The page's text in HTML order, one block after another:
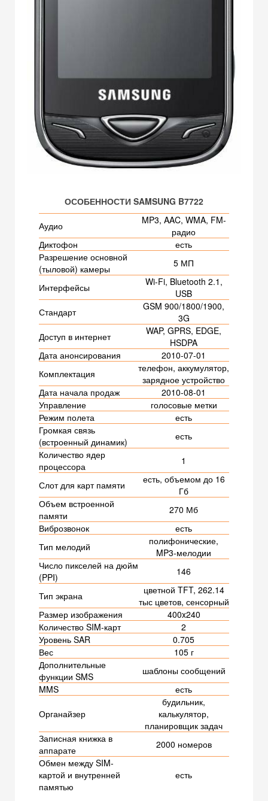
ОСОБЕННОСТИ SAMSUNG B7722
Аудио
MP3, AAC, WMA, FM-
радио
Диктофон
есть
Разрешение основной
(тыловой) камеры
5 МП
Интерфейсы
Wi-Fi, Bluetooth 2.1,
USB
Стандарт
GSM 900/1800/1900,
3G
Доступ в интернет
WAP, GPRS, EDGE,
HSDPA
Дата анонсирования
2010-07-01
Комплектация
телефон, аккумулятор,
зарядное устройство
Дата начала продаж
2010-08-01
Управление
голосовые метки
Режим полета
есть
Громкая связь
(встроенный динамик)
есть
Количество ядер
процессора
1
Слот для карт памяти
есть, объемом до 16
Гб
Объем встроенной
памяти
270 Мб
Виброзвонок
есть
Тип мелодий
полифонические,
MP3-мелодии
Число пикселей на дюйм
(PPI)
146
Тип экрана
цветной TFT, 262.14
тыс цветов, сенсорный
Размер изображения
400x240
Количество SIM-карт
2
Уровень SAR
0.705
Вес
105 г
Дополнительные
функции SMS
шаблоны сообщений
MMS
есть
Органайзер
будильник,
калькулятор,
планировщик задач
Записная книжка в
аппарате
2000 номеров
Обмен между SIM-
картой и внутренней
памятью
есть